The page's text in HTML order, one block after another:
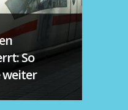
So
weiter